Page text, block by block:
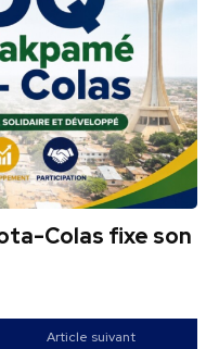
Colas fixe son
Article suivant